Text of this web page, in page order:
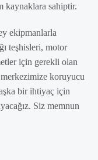
kaynaklara sahiptir.
ekipmanlarla
teşhisleri, motor
için gerekli olan
koruyucu
bir ihtiyaç için
Siz memnun